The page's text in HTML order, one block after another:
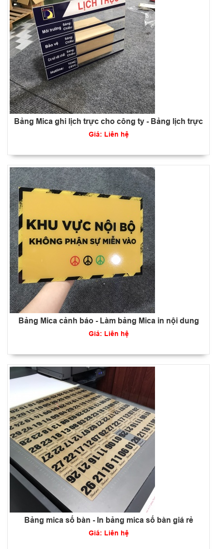
Bảng Mica ghi lịch trực cho công ty - Bảng lịch trực
Giá: Liên hệ
Bảng Mica cảnh báo - Làm bảng Mica in nội dung
Giá: Liên hệ
Bảng mica số bàn - In bảng mica số bàn giá rẻ
Giá: Liên hệ